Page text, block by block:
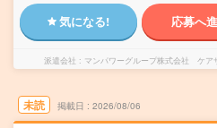
気になる! 応募へ
派遣会社 マンパワーグループ株式会社 ケア
未読 掲載日 2026/08/06